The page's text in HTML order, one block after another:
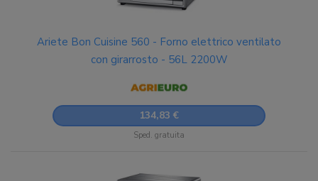
Ariete Bon Cuisine 560 - Forno elettrico ventilato
con girarrosto - 56L 2200W
134,83 €
Sped. gratuita